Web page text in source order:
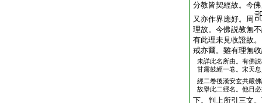
分教皆契經故。今
又亦作界應好。周
理故。今佛説教無
有此理未見收證故
戒亦爾。雖有理無
未詳此名所由。有佛
甘露鼓經一卷。宋天
經二卷後漢安玄共嚴
故擧此二經名。他日
下。判上所引三文